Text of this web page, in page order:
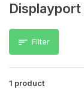
Filter
1 product